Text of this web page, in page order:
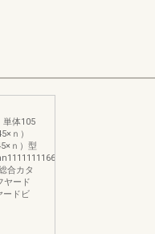
単体105
ｎ）
ｎ）型
合カタ
ヤード
ードビ